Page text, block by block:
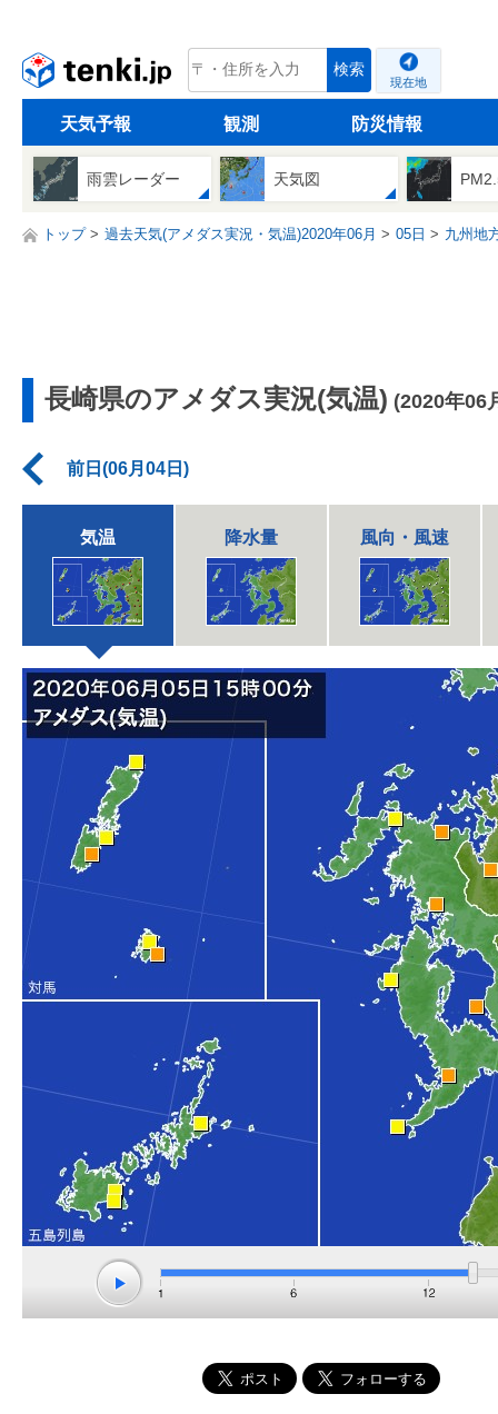
tenki.jp 検索
現在地
天気予報 観測 防災情報
雨雲レーダー 天気図
トップ 過去天気(アメダス実況・気温)2020年06月 05日 九州地
長崎県のアメダス実況(気温) (2020年06
前日(06月04日)
気温 降水量 風向・風速